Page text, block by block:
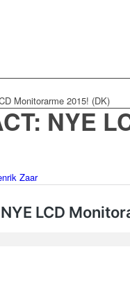
Monitorarme 2015! (DK)
NYE
Zaar